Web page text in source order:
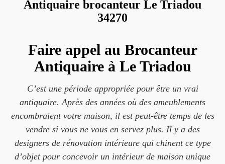
Antiquaire brocanteur Le Triadou
34270
Faire appel au Brocanteur
Antiquaire à Le Triadou
C’est une période appropriée pour être un vrai
antiquaire. Après des années où des ameublements
encombraient votre maison, il est peut-être temps de les
vendre si vous ne vous en servez plus. Il y a des
designers de rénovation intérieure qui chinent ce type
d’objet pour concevoir un intérieur de maison unique